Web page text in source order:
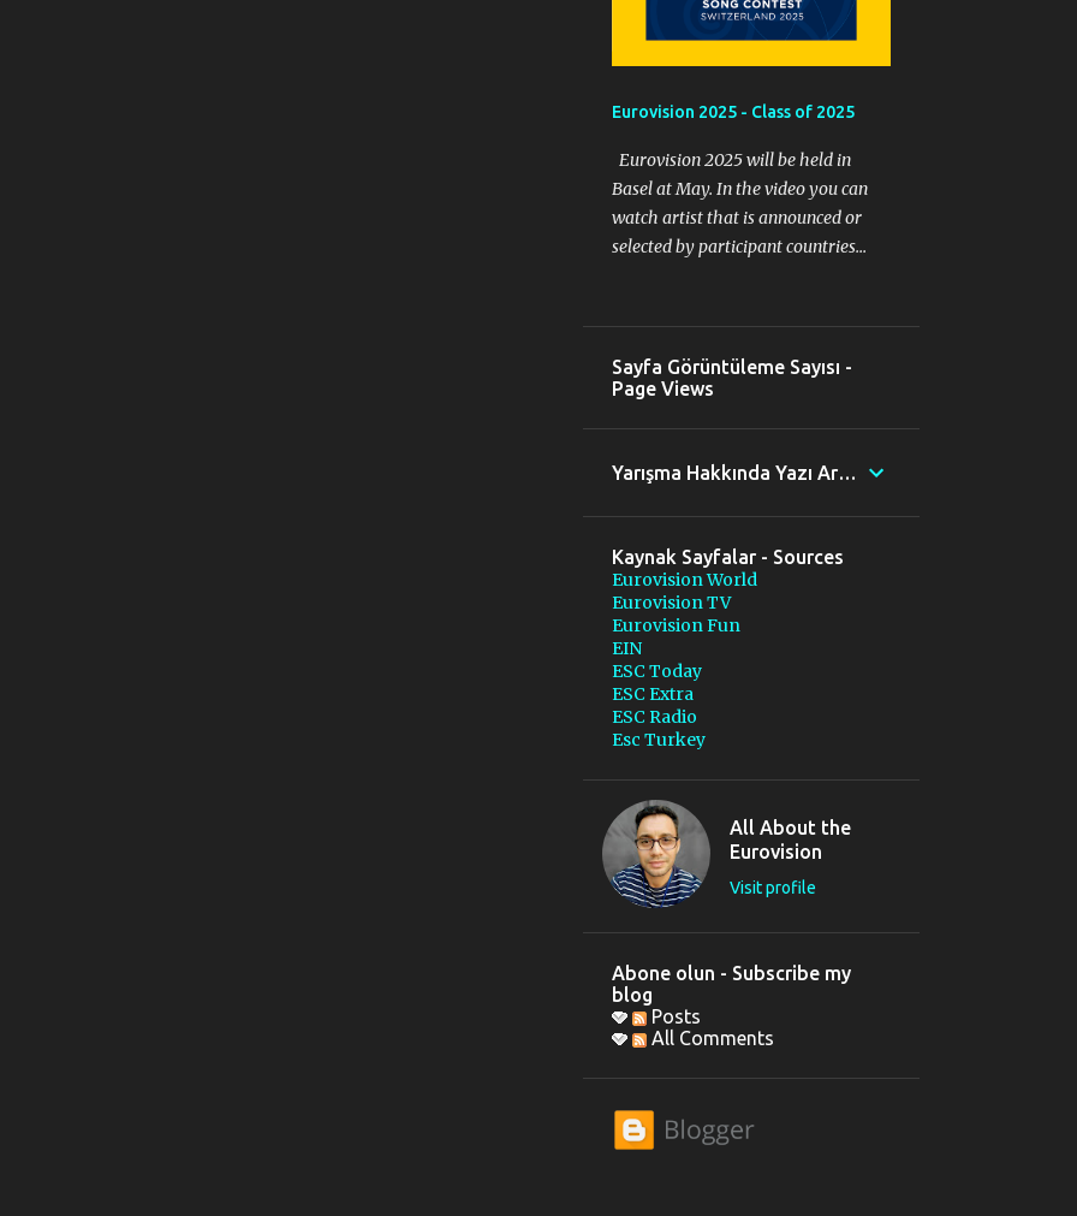
Eurovision 2025 - Class of 2025
Eurovision 2025 will be held in
Basel at May. In the video you can
watch artist that is announced or
selected by participant countries...
Sayfa Görüntüleme Sayısı -
Page Views
Yarışma Hakkında Yazı Ara - Search posts
Kaynak Sayfalar - Sources
Eurovision World
Eurovision TV
Eurovision Fun
EIN
ESC Today
ESC Extra
ESC Radio
Esc Turkey
All About the
Eurovision
Visit profile
Abone olun - Subscribe my
blog
Posts
All Comments